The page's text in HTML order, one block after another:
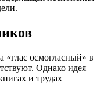
осмогласный» в
Однако идея
и трудах